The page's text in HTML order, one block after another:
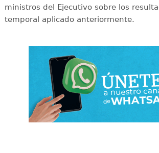
ministros del Ejecutivo sobre los
temporal aplicado anteriormente.